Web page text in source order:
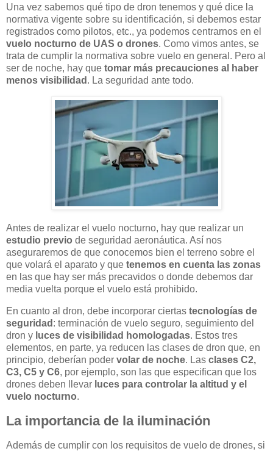
Una vez sabemos qué tipo de dron tenemos y qué dice la
normativa vigente sobre su identificación, si debemos estar
registrados como pilotos, etc., ya podemos centrarnos en el
vuelo nocturno de UAS o drones. Como vimos antes, se
trata de cumplir la normativa sobre vuelo en general. Pero al
ser de noche, hay que tomar más precauciones al haber
menos visibilidad . La seguridad ante todo.
Antes de realizar el vuelo nocturno, hay que realizar un
estudio previo de seguridad aeronáutica. Así nos
aseguraremos de que conocemos bien el terreno sobre el
que volará el aparato y que tenemos en cuenta las zonas
en las que hay ser más precavidos o donde debemos dar
media vuelta porque el vuelo está prohibido.
En cuanto al dron, debe incorporar ciertas tecnologías de
seguridad : terminación de vuelo seguro, seguimiento del
dron y luces de visibilidad homologadas. Estos tres
elementos, en parte, ya reducen las clases de dron que, en
principio, deberían poder volar de noche. Las clases C2,
C3, C5 y C6, por ejemplo, son las que especifican que los
drones deben llevar luces para controlar la altitud y el
vuelo nocturno.
La importancia de la iluminación
Además de cumplir con los requisitos de vuelo de drones, si